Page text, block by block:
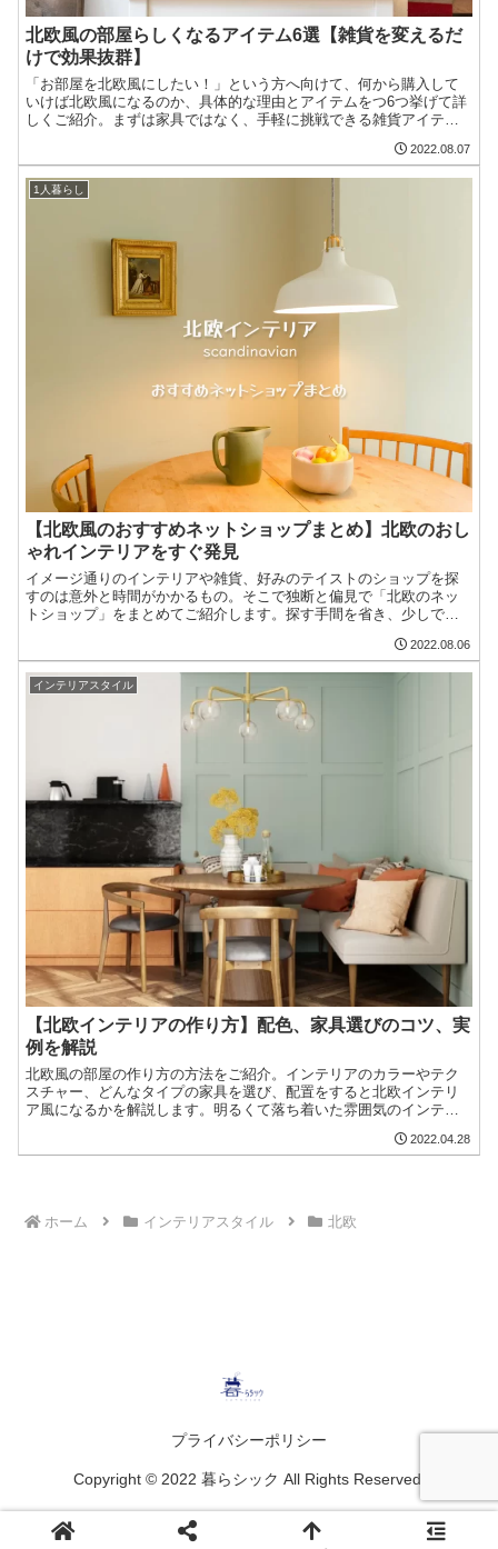
北欧風の部屋らしくなるアイテム6選【雑貨を変えるだ
けで効果抜群】
「お部屋を北欧風にしたい！」という方へ向けて、何から購入して
いけば北欧風になるのか、具体的な理由とアイテムをつ6つ挙げて詳
しくご紹介。まずは家具ではなく、手軽に挑戦できる雑貨アイテム
2022.08.07
1人暮らし
【北欧風のおすすめネットショップまとめ】北欧のおし
ゃれインテリアをすぐ発見
イメージ通りのインテリアや雑貨、好みのテイストのショップを探
すのは意外と時間がかかるもの。そこで独断と偏見で「北欧のネッ
トショップ」をまとめてご紹介します。探す手間を省き、少しでも
2022.08.06
インテリアスタイル
【北欧インテリアの作り方】配色、家具選びのコツ、実
例を解説
北欧風の部屋の作り方の方法をご紹介。インテリアのカラーやテク
スチャー、どんなタイプの家具を選び、配置をすると北欧インテリ
ア風になるかを解説します。明るくて落ち着いた雰囲気のインテリ
2022.04.28
ホーム インテリアスタイル 北欧
プライバシーポリシー
Copyright © 2022 暮らシック All Rights Reserved.